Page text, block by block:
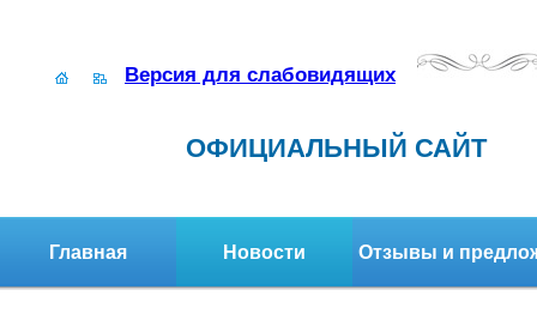
Версия для слабовидящих
ОФИЦИАЛЬНЫЙ САЙТ
Главная Новости Отзывы и